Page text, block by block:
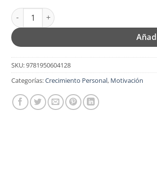
Psicología Del Cambio - Tapa Blanda -
SKU:9781950604128
Categorías:Crecimiento Personal, Motivación